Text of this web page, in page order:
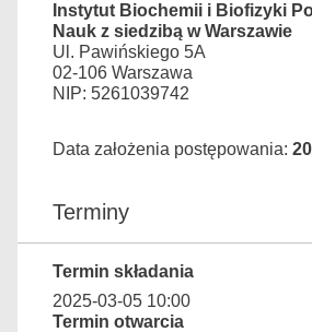
Instytut Biochemii i Biofizyki
Nauk z siedzibą w Warszawie
Ul. Pawińskiego 5A
02-106 Warszawa
NIP: 5261039742
Data założenia postępowania:
Terminy
Termin składania
2025-03-05 10:00
Termin otwarcia